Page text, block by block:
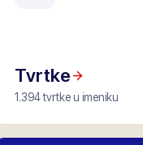
Tvrtke
1.394 tvrtke u imeniku